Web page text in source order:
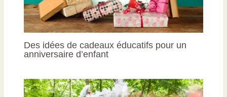
Des idées de cadeaux éducatifs pour un
anniversaire d’enfant